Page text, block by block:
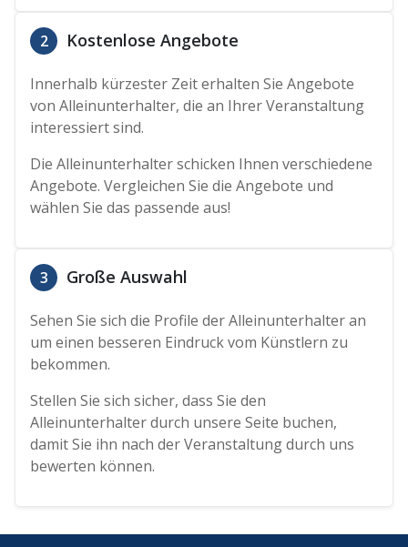
2 Kostenlose Angebote
Innerhalb kürzester Zeit erhalten Sie Angebote
von Alleinunterhalter, die an Ihrer Veranstaltung
interessiert sind.
Die Alleinunterhalter schicken Ihnen verschiedene
Angebote. Vergleichen Sie die Angebote und
wählen Sie das passende aus!
3 Große Auswahl
Sehen Sie sich die Profile der Alleinunterhalter an
um einen besseren Eindruck vom Künstlern zu
bekommen.
Stellen Sie sich sicher, dass Sie den
Alleinunterhalter durch unsere Seite buchen,
damit Sie ihn nach der Veranstaltung durch uns
bewerten können.